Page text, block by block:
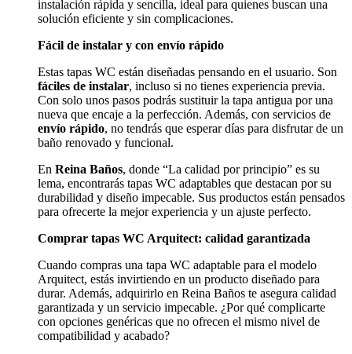
instalación rápida y sencilla, ideal para quienes buscan una
solución eficiente y sin complicaciones.
Fácil de instalar y con envío rápido
Estas tapas WC están diseñadas pensando en el usuario. Son
fáciles de instalar, incluso si no tienes experiencia previa.
Con solo unos pasos podrás sustituir la tapa antigua por una
nueva que encaje a la perfección. Además, con servicios de
envío rápido, no tendrás que esperar días para disfrutar de un
baño renovado y funcional.
En Reina Baños, donde “La calidad por principio” es su
lema, encontrarás tapas WC adaptables que destacan por su
durabilidad y diseño impecable. Sus productos están pensados
para ofrecerte la mejor experiencia y un ajuste perfecto.
Comprar tapas WC Arquitect: calidad garantizada
Cuando compras una tapa WC adaptable para el modelo
Arquitect, estás invirtiendo en un producto diseñado para
durar. Además, adquirirlo en Reina Baños te asegura calidad
garantizada y un servicio impecable. ¿Por qué complicarte
con opciones genéricas que no ofrecen el mismo nivel de
compatibilidad y acabado?